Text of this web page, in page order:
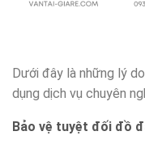
Dưới đây là những lý
dụng dịch vụ chuyên
Bảo vệ tuyệt đối đồ